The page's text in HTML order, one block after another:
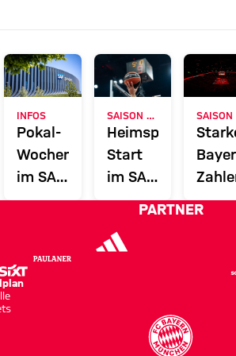
INFOS
Pokal-
Wochenende
im SAP
Garden
SAISON 2026/27
Heimspiel-
Start
im SAP
Garden
Oktober
PARTNER